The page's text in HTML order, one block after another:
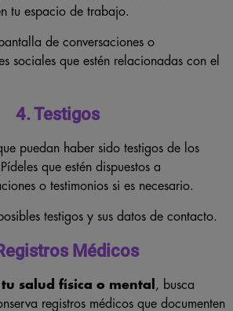
tu espacio de trabajo.
de conversaciones o
sociales que estén relacionadas con el
4. Testigos
puedan haber sido testigos de los
que estén dispuestos a
o testimonios si es necesario.
testigos y sus datos de contacto.
Médicos
salud física o mental , busca
registros médicos que documenten